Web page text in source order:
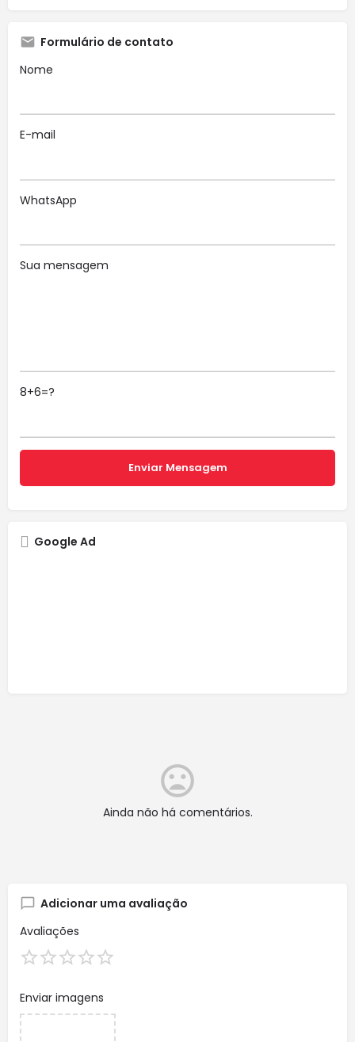
Formulário de contato
Nome
E-mail
WhatsApp
Sua mensagem
8+6=?
Google Ad
Ainda não há comentários.
Adicionar uma avaliação
Avaliações
Enviar imagens